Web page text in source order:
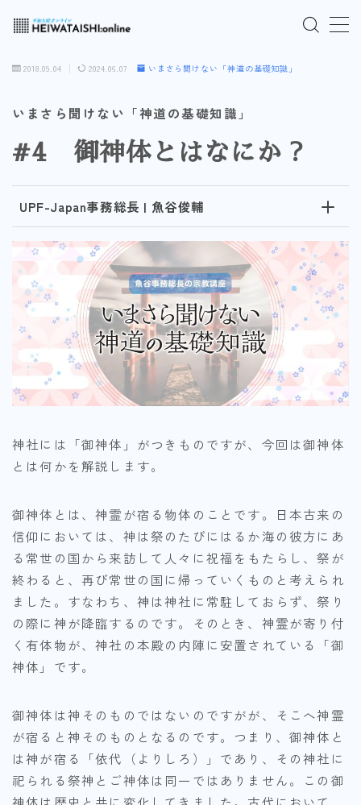
ご入会はこちら
ログインはこちら
「HEIWATAISHI:online」について
プライバシーポリシー
よくあるご質問
お問い合わせ
2018.09.04 2024.06.07 いまさら聞けない「神道の基礎知識」
いまさら聞けない「神道の基礎知識」
#4 御神体とはなにか？
UPF-Japan事務総長 | 魚谷俊輔
神社には「御神体」がつきものですが、今回は御神体
とは何かを解説します。
御神体とは、神霊が宿る物体のことです。日本古来の
信仰においては、神は祭のたびにはるか海の彼方にあ
る常世の国から来訪して人々に祝福をもたらし、祭が
終わると、再び常世の国に帰っていくものと考えられ
ました。すなわち、神は神社に常駐しておらず、祭り
の際に神が降臨するのです。そのとき、神霊が寄り付
く有体物が、神社の本殿の内陣に安置されている「御
神体」です。
御神体は神そのものではないのですがが、そこへ神霊
が宿ると神そのものとなるのです。つまり、御神体と
は神が宿る「依代（よりしろ）」であり、その神社に
祀られる祭神とご神体は同一ではありません。この御